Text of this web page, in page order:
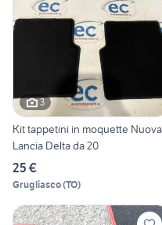
3
Kit tappetini in moquette Nuova
Lancia Delta da 20
25 €
Grugliasco(TO)